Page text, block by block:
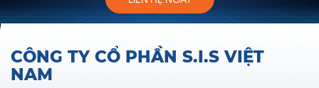
CÔNG TY CỔ PHẦN S.I.S VIỆT
NAM